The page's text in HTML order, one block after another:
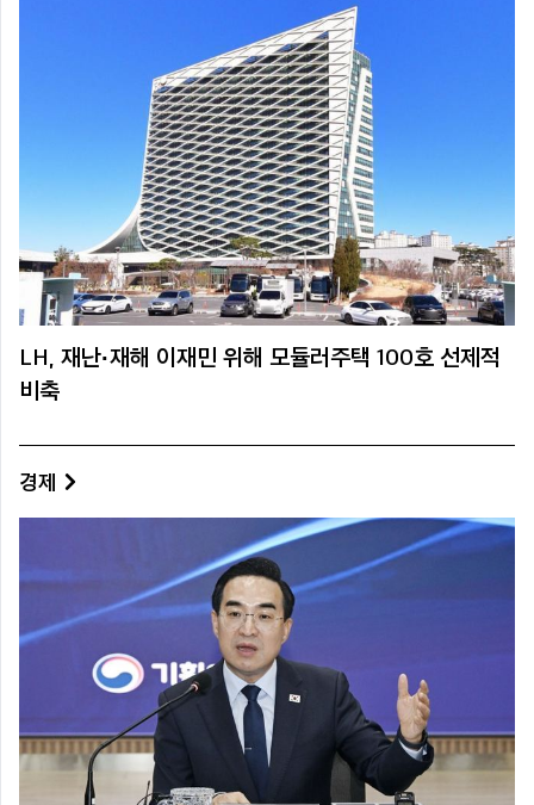
LH, 재난·재해 이재민 위해 모듈러주택 100호 선제적
비축
경제